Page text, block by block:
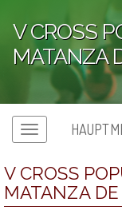
V CROSS
MATANZA
V CROSS
MATANZA